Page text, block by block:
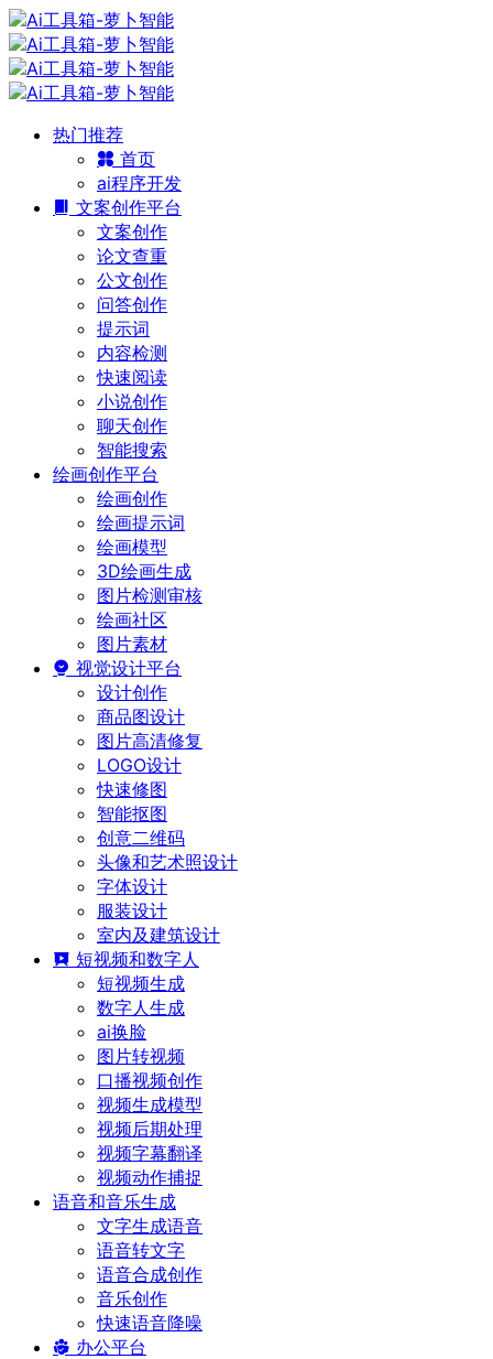
热门推荐
首页
ai程序开发
文案创作平台
文案创作
论文查重
公文创作
问答创作
提示词
内容检测
快速阅读
小说创作
聊天创作
智能搜索
绘画创作平台
绘画创作
绘画提示词
绘画模型
3D绘画生成
图片检测审核
绘画社区
图片素材
视觉设计平台
设计创作
商品图设计
图片高清修复
LOGO设计
快速修图
智能抠图
创意二维码
头像和艺术照设计
字体设计
服装设计
室内及建筑设计
短视频和数字人
短视频生成
数字人生成
ai换脸
图片转视频
口播视频创作
视频生成模型
视频后期处理
视频字幕翻译
视频动作捕捉
语音和音乐生成
文字生成语音
语音转文字
语音合成创作
音乐创作
快速语音降噪
办公平台